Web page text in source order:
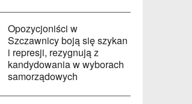
Opozycjoniści w
Szczawnicy boją się szykan
i represji, rezygnują z
kandydowania w wyborach
samorządowych